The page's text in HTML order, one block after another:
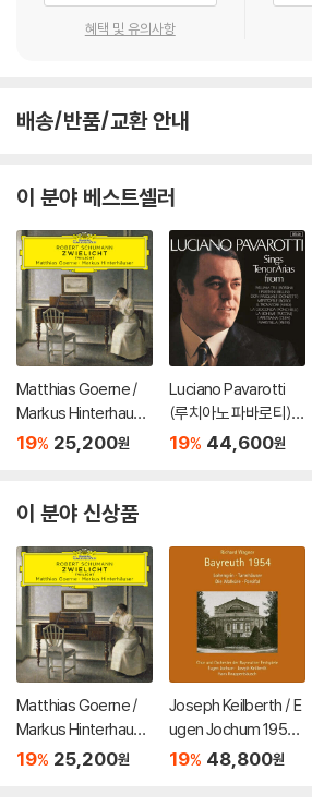
혜택 및 유의사항
배송/반품/교환 안내
이 분야 베스트셀러
Matthias Goerne /
Markus Hinterhause
r 슈만: 황혼 (가곡집)
19% 25,200원
Luciano Pavarotti
(루치아노 파바로티) -
이탈리아 오페라 리마
19% 44,600원
이 분야 신상품
Matthias Goerne /
Markus Hinterhause
r 슈만: 황혼 (가곡집)
19% 25,200원
Joseph Keilberth / E
ugen Jochum 1954
년 바이로이트 페스티
19% 48,800원